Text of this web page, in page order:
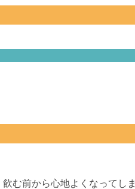
む前から心地よくなってし